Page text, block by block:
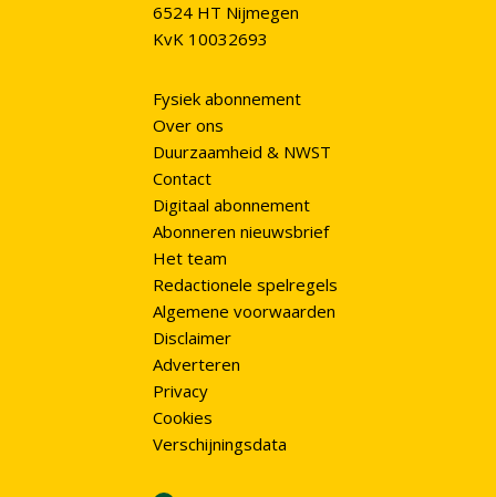
6524 HT Nijmegen
KvK 10032693
Fysiek abonnement
Over ons
Duurzaamheid & NWST
Contact
Digitaal abonnement
Abonneren nieuwsbrief
Het team
Redactionele spelregels
Algemene voorwaarden
Disclaimer
Adverteren
Privacy
Cookies
Verschijningsdata